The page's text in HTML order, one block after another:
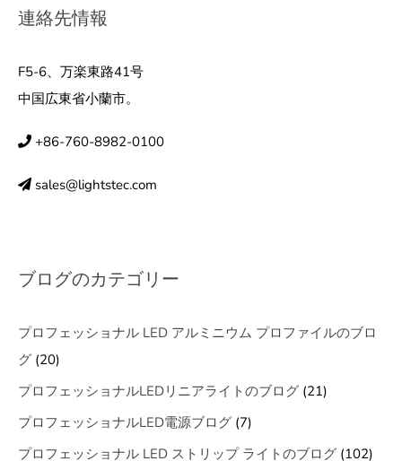
連絡先情報
F5-6、万楽東路41号
中国広東省小蘭市。
+86-760-8982-0100
sales@lightstec.com
ブログのカテゴリー
プロフェッショナル LED アルミニウム プロファイルのブロ
グ (20)
プロフェッショナルLEDリニアライトのブログ (21)
プロフェッショナルLED電源ブログ (7)
プロフェッショナル LED ストリップ ライトのブログ (102)